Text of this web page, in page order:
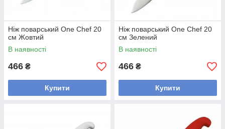
Ніж поварський One Chef 20
см Жовтий
В наявності
466 ₴
Купити
Ніж поварський One Chef 20
см Зелений
В наявності
466 ₴
Купити